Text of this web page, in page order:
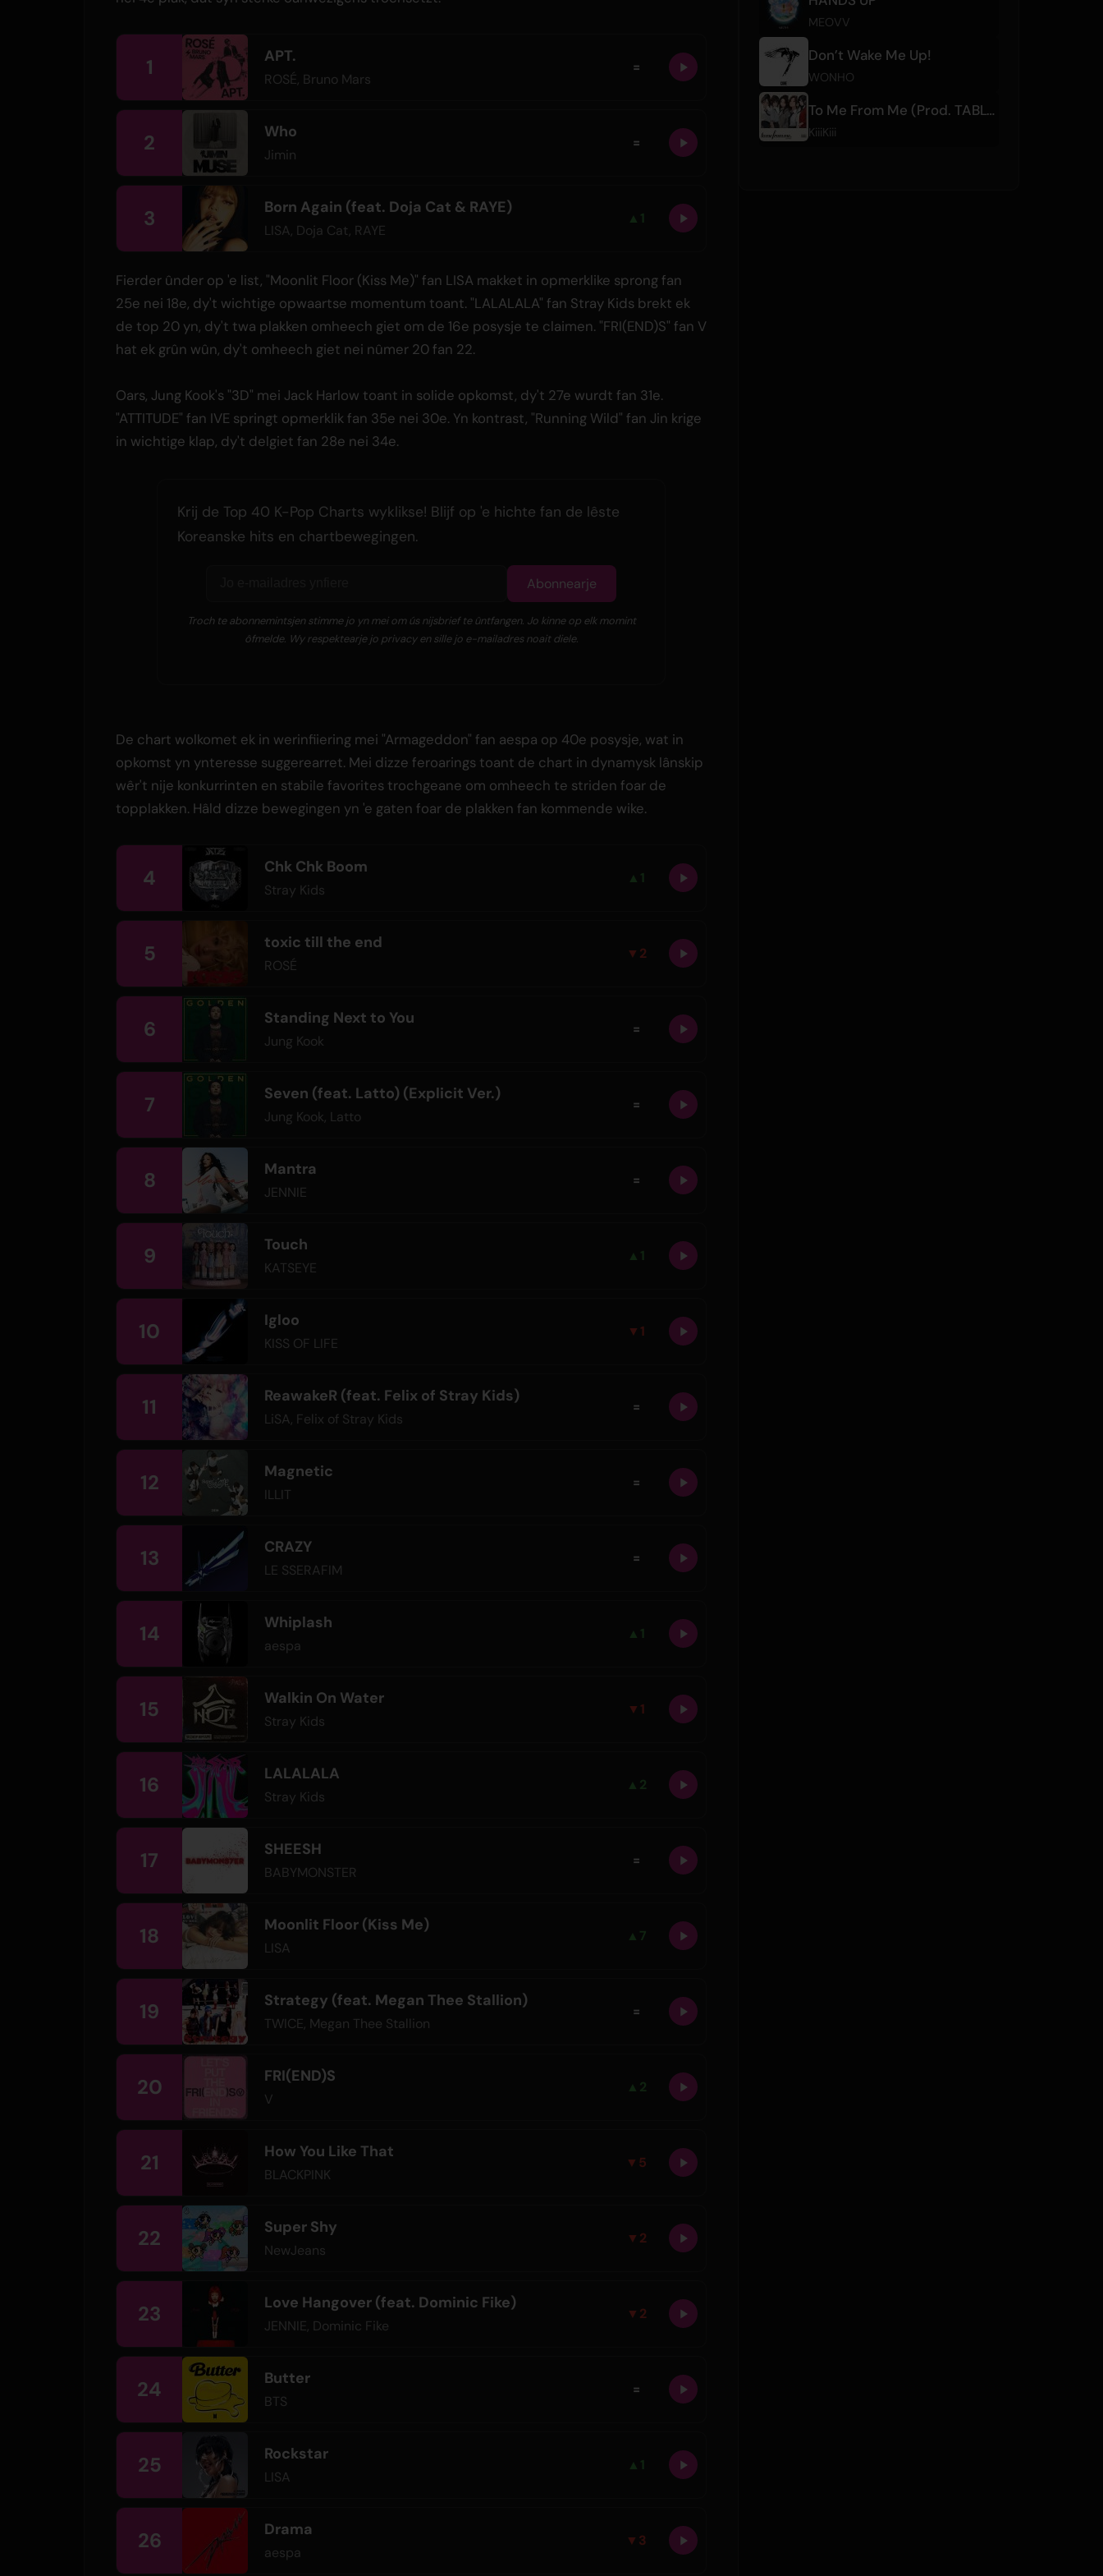
1 APT.
ROSÉ, Bruno Mars
=
2 Who
Jimin
=
3 Born Again (feat. Doja Cat & RAYE)
LISA, Doja Cat, RAYE
▲ 1
Fierder ûnder op 'e list, "Moonlit Floor (Kiss Me)" fan LISA makket in opmerklike sprong fan
25e nei 18e, dy't wichtige opwaartse momentum toant. "LALALALA" fan Stray Kids brekt ek
de top 20 yn, dy't twa plakken omheech giet om de 16e posysje te claimen. "FRI(END)S" fan V
hat ek grûn wûn, dy't omheech giet nei nûmer 20 fan 22.
Oars, Jung Kook's "3D" mei Jack Harlow toant in solide opkomst, dy't 27e wurdt fan 31e.
"ATTITUDE" fan IVE springt opmerklik fan 35e nei 30e. Yn kontrast, "Running Wild" fan Jin krige
in wichtige klap, dy't delgiet fan 28e nei 34e.
Krij de Top 40 K-Pop Charts wyklikse! Blijf op 'e hichte fan de lêste
Koreanske hits en chartbewegingen.
Abonnearje
Troch te abonnemintsjen stimme jo yn mei om ús nijsbrief te ûntfangen. Jo kinne op elk momint
ôfmelde. Wy respektearje jo privacy en sille jo e-mailadres noait diele.
De chart wolkomet ek in werinfiiering mei "Armageddon" fan aespa op 40e posysje, wat in
opkomst yn ynteresse suggerearret. Mei dizze feroarings toant de chart in dynamysk lânskip
wêr't nije konkurrinten en stabile favorites trochgeane om omheech te striden foar de
topplakken. Hâld dizze bewegingen yn 'e gaten foar de plakken fan kommende wike.
4 Chk Chk Boom
Stray Kids
▲ 1
5 toxic till the end
ROSÉ
▼ 2
6 Standing Next to You
Jung Kook
=
7 Seven (feat. Latto) (Explicit Ver.)
Jung Kook, Latto
=
8 Mantra
JENNIE
=
9 Touch
KATSEYE
▲ 1
10 Igloo
KISS OF LIFE
▼ 1
11 ReawakeR (feat. Felix of Stray Kids)
LiSA, Felix of Stray Kids
=
12 Magnetic
ILLIT
=
13 CRAZY
LE SSERAFIM
=
14 Whiplash
aespa
▲ 1
15 Walkin On Water
Stray Kids
▼ 1
16 LALALALA
Stray Kids
▲ 2
17 SHEESH
BABYMONSTER
=
18 Moonlit Floor (Kiss Me)
LISA
▲ 7
19 Strategy (feat. Megan Thee Stallion)
TWICE, Megan Thee Stallion
=
20 FRI(END)S
V
▲ 2
21 How You Like That
BLACKPINK
▼ 5
22 Super Shy
NewJeans
▼ 2
23 Love Hangover (feat. Dominic Fike)
JENNIE, Dominic Fike
▼ 2
24 Butter
BTS
=
25 Rockstar
LISA
▲ 1
26 Drama
aespa
▼ 3
MEOVV
Don’t Wake Me Up!
WONHO
To Me From Me (Prod. TABLO)
KiiiKiii